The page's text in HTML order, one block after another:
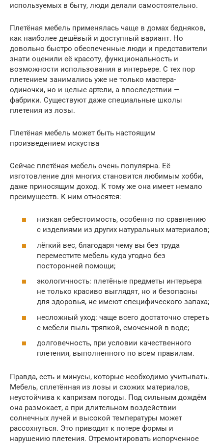
используемых в быту, люди делали самостоятельно.
Плетёная мебель применялась чаще в домах бедняков,
как наиболее дешёвый и доступный вариант. Но
довольно быстро обеспеченные люди и представители
знати оценили её красоту, функциональность и
возможности использования в интерьере. С тех пор
плетением занимались уже не только мастера-
одиночки, но и целые артели, а впоследствии —
фабрики. Существуют даже специальные школы
плетения из лозы.
Плетёная мебель может быть настоящим
произведением искуства
Сейчас плетёная мебель очень популярна. Её
изготовление для многих становится любимым хобби,
даже приносящим доход. К тому же она имеет немало
преимуществ. К ним относятся:
низкая себестоимость, особенно по сравнению
с изделиями из других натуральных материалов;
лёгкий вес, благодаря чему вы без труда
переместите мебель куда угодно без
посторонней помощи;
экологичность: плетёные предметы интерьера
не только красиво выглядят, но и безопасны
для здоровья, не имеют специфического запаха;
несложный уход: чаще всего достаточно стереть
с мебели пыль тряпкой, смоченной в воде;
долговечность, при условии качественного
плетения, выполненного по всем правилам.
Правда, есть и минусы, которые необходимо учитывать.
Мебель, сплетённая из лозы и схожих материалов,
неустойчива к капризам погоды. Под сильным дождём
она размокает, а при длительном воздействии
солнечных лучей и высокой температуры может
рассохнуться. Это приводит к потере формы и
нарушению плетения. Отремонтировать испорченное